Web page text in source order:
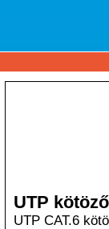
UTP
UTP CAT.6